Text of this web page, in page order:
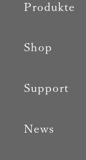
Produkte
Shop
Support
News